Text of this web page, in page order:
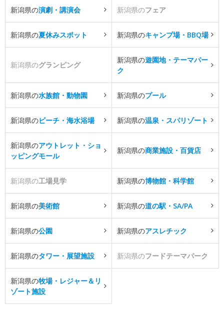
新潟県の演劇・講演会 新潟県のフェア
新潟県の夏休みスポット 新潟県のキャンプ場・BBQ場
新潟県のグランピング
新潟県の遊園地・テーマパー
ク
新潟県の水族館・動物園 新潟県のプール
新潟県のビーチ・海水浴場 新潟県の温泉・スパリゾート
新潟県のアウトレット・ショ
ッピングモール
新潟県の商業施設・百貨店
新潟県の工場見学 新潟県の博物館・科学館
新潟県の美術館 新潟県の道の駅・SA/PA
新潟県の公園 新潟県のアスレチック
新潟県のタワー・展望施設 新潟県のフードテーマパーク
新潟県の牧場・レジャー＆リ
ゾート施設